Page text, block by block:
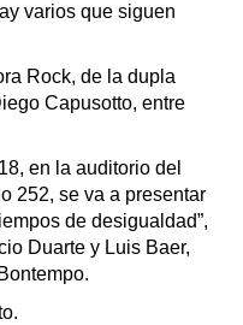
varios que siguen
Rock, de la dupla
Capusotto, entre
en la auditorio del
252, se va a presentar
de desigualdad”,
Duarte y Luis Baer,